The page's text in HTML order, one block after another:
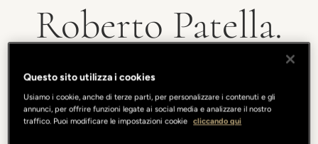
Roberto Patella.
The volatility of
being
Questo sito utilizza i cookies
Usiamo i cookie, anche di terze parti, per personalizzare i contenuti e gli
annunci, per offrire funzioni legate ai social media e analizzare il nostro
traffico. Puoi modificare le impostazioni cookie cliccando qui